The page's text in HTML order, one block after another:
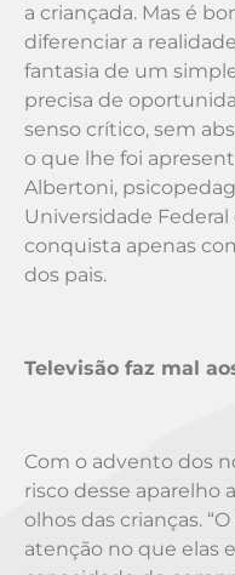
a criançada. Mas é
diferenciar a
fantasia de um
precisa de
senso crítico, sem
o que lhe foi
Albertoni,
Universidade Federal
conquista apenas
dos pais.
Televisão faz mal
Com o advento dos
risco desse aparelho
olhos das crianças.
atenção no que elas